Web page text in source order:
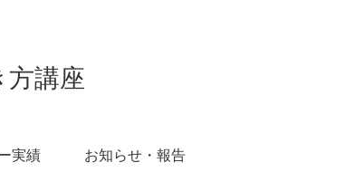
方講座
実績 お知らせ・報告